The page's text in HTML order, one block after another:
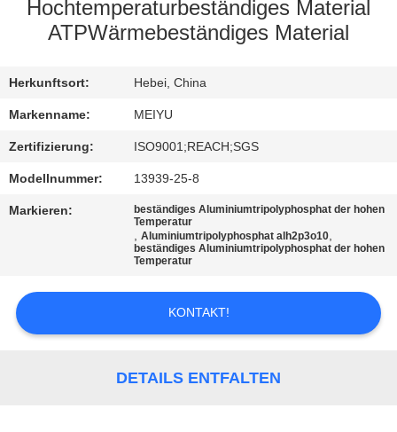
QUALITÄTSKONTROLLE
KONTAKT
MIT
UNS
BITTE
ANGEBOT
Hochtemperaturbeständiges Material
ATPWärmebeständiges Material
Herkunftsort: Hebei, China
Markenname: MEIYU
Zertifizierung: ISO9001;REACH;SGS
Modellnummer: 13939-25-8
Markieren:
beständiges Aluminiumtripolyphosphat der hohen
Temperatur
,Aluminiumtripolyphosphat alh2p3o10,
beständiges Aluminiumtripolyphosphat der hohen
Temperatur
KONTAKT!
DETAILS ENTFALTEN